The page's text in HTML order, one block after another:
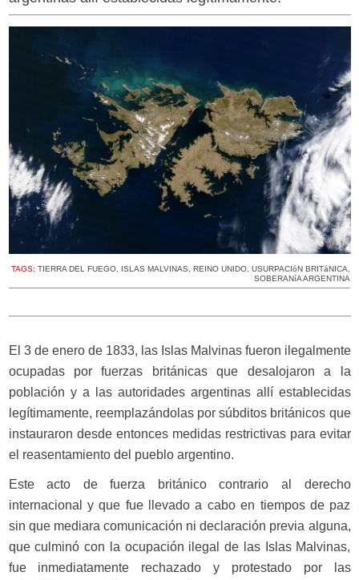
TAGS: TIERRA DEL FUEGO ISLAS MALVINAS REINO UNIDO USURPACIóN BRITáNICA
SOBERANíA ARGENTINA
El 3 de enero de 1833, las Islas Malvinas fueron ilegalmente
ocupadas por fuerzas británicas que desalojaron a la
población y a las autoridades argentinas allí establecidas
legítimamente, reemplazándolas por súbditos británicos que
instauraron desde entonces medidas restrictivas para evitar
el reasentamiento del pueblo argentino.
Este acto de fuerza británico contrario al derecho
internacional y que fue llevado a cabo en tiempos de paz
sin que mediara comunicación ni declaración previa alguna,
que culminó con la ocupación ilegal de las Islas Malvinas,
fue inmediatamente rechazado y protestado por las